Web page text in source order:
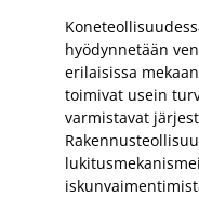
hyödynnetään
erilaisissa
toimivat usein
varmistavat